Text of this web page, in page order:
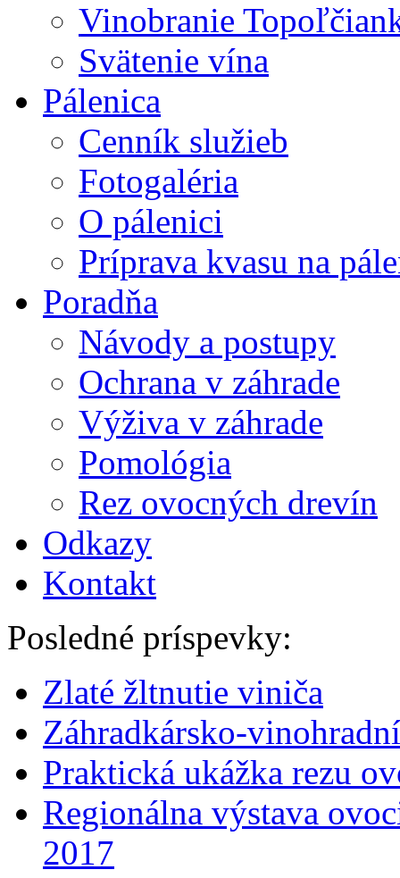
Vinobranie
Svätenie vína
Pálenica
Cenník služieb
Fotogaléria
O pálenici
Príprava kvasu na
Poradňa
Návody a postupy
Ochrana v záhrade
Výživa v záhrade
Pomológia
Rez ovocných drevín
Odkazy
Kontakt
Posledné príspevky:
Zlaté žltnutie viniča
Záhradkársko-
Praktická ukážka rezu
Regionálna výstava
2017